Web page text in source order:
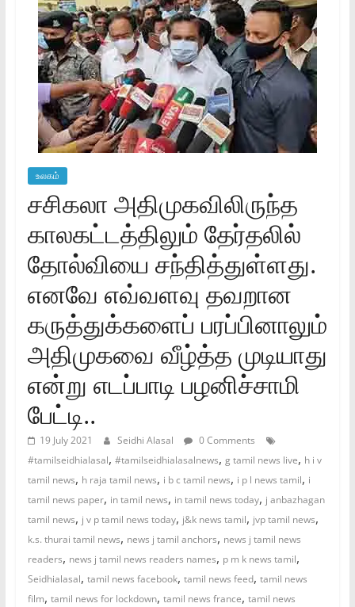
உலகம்
சசிகலா அதிமுகவிலிருந்த
காலகட்டத்திலும் தேர்தலில்
தோல்வியை சந்தித்துள்ளது.
எனவே எவ்வளவு தவறான
கருத்துக்களைப் பரப்பினாலும்
அதிமுகவை வீழ்த்த முடியாது
என்று எடப்பாடி பழனிச்சாமி
பேட்டி..
19 July 2021 Seidhi Alasal
0 Comments
#tamilseidhialasal, #tamilseidhialasalnews, g tamil news live, h i v
tamil news, h raja tamil news, i b c tamil news, i p l news tamil, i
tamil news paper, in tamil news, in tamil news today, j anbazhagan
tamil news, j v p tamil news today, j&k news tamil, jvp tamil news,
k.s. thurai tamil news, news j tamil anchors, news j tamil news
readers, news j tamil news readers names, p m k news tamil,
Seidhialasal, tamil news facebook, tamil news feed, tamil news
film, tamil news for lockdown, tamil news france, tamil news